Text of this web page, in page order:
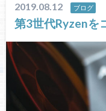
2019.08.12 ブログ
第3世代Ryzenを